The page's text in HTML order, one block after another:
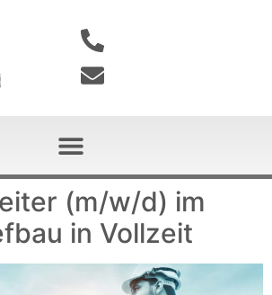
(m/w/d) im
in Vollzeit